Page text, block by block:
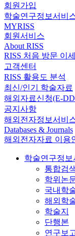
회원가입
학술연구정보서비
MYRISS
회원서비스
About RISS
RISS 처음 방문 이
고객센터
RISS 활용도 분석
최신/인기 학술자료
해외자료신청(E-
공지사항
해외전자정보서비
Databases & Journals
해외전자자료 이용
학술연구정보
통합검
학위논
국내학
해외학
학술지
단행본
연구보